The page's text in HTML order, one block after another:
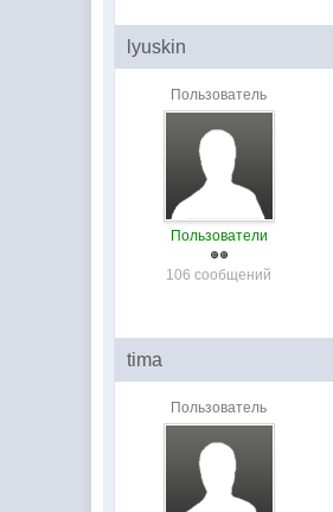
lyuskin
Пользователь
Пользователи
106 сообщений
tima
Пользователь